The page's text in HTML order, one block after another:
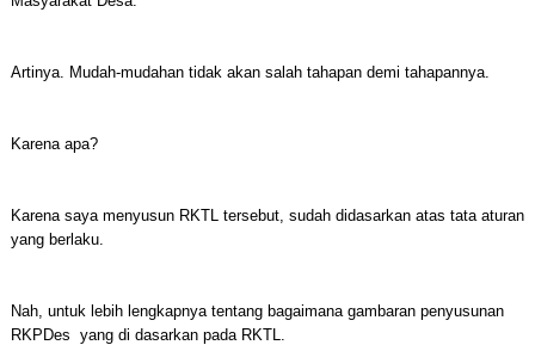
Artinya. Mudah-mudahan tidak akan salah tahapan demi tahapannya.
Karena apa?
Karena saya menyusun RKTL tersebut, sudah didasarkan atas tata aturan
yang berlaku.
Nah, untuk lebih lengkapnya tentang bagaimana gambaran penyusunan
RKPDes yang di dasarkan pada RKTL.